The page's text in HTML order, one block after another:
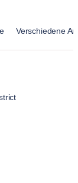
Verschiedene